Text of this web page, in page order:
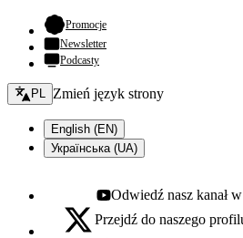
Promocje- otwiera się w nowej karcie
Newsletter
Podcasty
Zmień język - bieżący:
PL Zmień język strony
English (EN)
Українська (UA)
Youtube - otwiera się w nowej
Odwiedź nasz kanał
X - otwiera się w nowej karcie
Przejdź do naszego